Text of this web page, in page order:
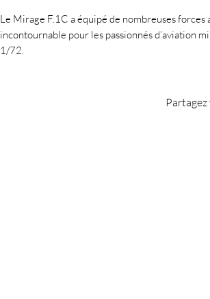
Le Mirage F.1C a équipé de nombreuses
incontournable pour les passionnés d’aviation
1/72.